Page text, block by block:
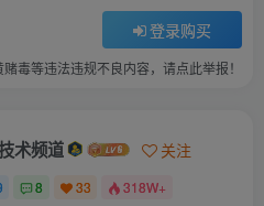
登录购买
毒等违法违规不良内容，请点此举报！
术频道 关注
8 33 318W+